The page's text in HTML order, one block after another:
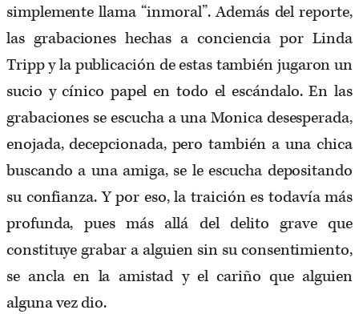
simplemente llama “inmoral”. Además del reporte,
las grabaciones hechas a conciencia por Linda
Tripp y la publicación de estas también jugaron un
sucio y cínico papel en todo el escándalo. En las
grabaciones se escucha a una Monica desesperada,
enojada, decepcionada, pero también a una chica
buscando a una amiga, se le escucha depositando
su confianza. Y por eso, la traición es todavía más
profunda, pues más allá del delito grave que
constituye grabar a alguien sin su consentimiento,
se ancla en la amistad y el cariño que alguien
alguna vez dio.